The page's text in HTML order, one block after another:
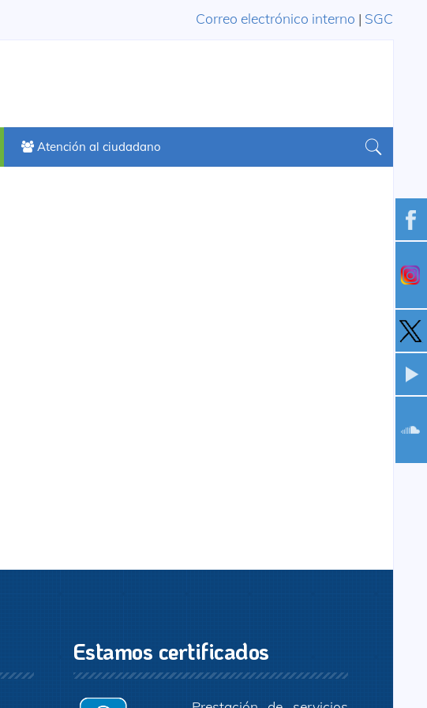
Correo electrónico interno | SGC
Atención al ciudadano
Estamos certificados